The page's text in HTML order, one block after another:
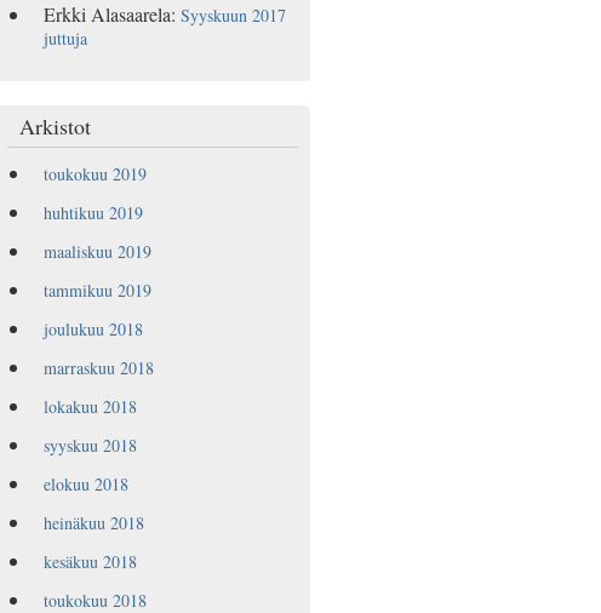
Erkki Alasaarela: Syyskuun 2017
juttuja
Arkistot
toukokuu 2019
huhtikuu 2019
maaliskuu 2019
tammikuu 2019
joulukuu 2018
marraskuu 2018
lokakuu 2018
syyskuu 2018
elokuu 2018
heinäkuu 2018
kesäkuu 2018
toukokuu 2018